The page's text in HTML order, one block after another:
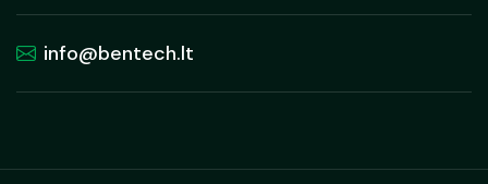
info@bentech.lt